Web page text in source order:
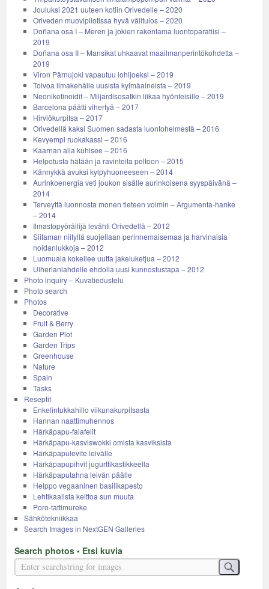
Jouluksi 2021 uuteen kotiin Orivedelle – 2020
Oriveden muovipilotissa hyvä välitulos – 2020
Doñana osa I – Meren ja jokien rakentama luontoparatiisi –
2019
Doñana osa II – Mansikat uhkaavat maailmanperintökohdetta –
2019
Viron Pärnujoki vapautuu lohijoeksi – 2019
Toivoa ilmakehälle uusista kylmäaineista – 2019
Neonikotinoidit – Miljardisosatkin liikaa hyönteisille – 2019
Barcelona päätti vihertyä – 2017
Hirviökurpitsa – 2017
Orivedellä kaksi Suomen sadasta luontohelmestä – 2016
Kevyempi ruokakassi – 2016
Kaarnan alla kuhisee – 2016
Helpotusta hätään ja ravinteita peltoon – 2015
Kännykkä avuksi kylpyhuoneeseen – 2014
Aurinkoenergia veti joukon sisälle aurinkoisena syyspäivänä –
2014
Terveyttä luonnosta monen tieteen voimin – Argumenta-hanke
– 2014
Ilmastopyöräilijä levähti Orivedellä – 2012
Siitaman niityllä suojellaan perinnemaisemaa ja harvinaisia
noidanlukkoja – 2012
Luomuala kokeilee uutta jakeluketjua – 2012
Uiherlanlahdelle ehdolla uusi kunnostustapa – 2012
Photo inquiry – Kuvatiedustelu
Photo search
Photos
Decorative
Fruit & Berry
Garden Plot
Garden Trips
Greenhouse
Nature
Spain
Tasks
Reseptit
Enkelintukkahillo viikunakurpitsasta
Hannan naattimuhennos
Härkäpapu-falafelit
Härkäpapu-kasviswokki omista kasviksista
Härkäpapulevite leivälle
Härkäpapupihvit jugurttikastikkeella
Härkäpaputahna leivän päälle
Helppo vegaaninen basilikapesto
Lehtikaalista keittoa sun muuta
Poro-tattimureke
Sähkötekniikkaa
Search Images in NextGEN Galleries
Search photos • Etsi kuvia